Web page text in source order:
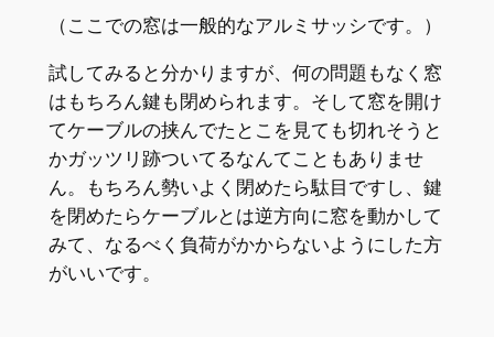
（ここでの窓は一般的なアルミサッシです。）
試してみると分かりますが、何の問題もなく窓
はもちろん鍵も閉められます。そして窓を開け
てケーブルの挟んでたとこを見ても切れそうと
かガッツリ跡ついてるなんてこともありませ
ん。もちろん勢いよく閉めたら駄目ですし、鍵
を閉めたらケーブルとは逆方向に窓を動かして
みて、なるべく負荷がかからないようにした方
がいいです。